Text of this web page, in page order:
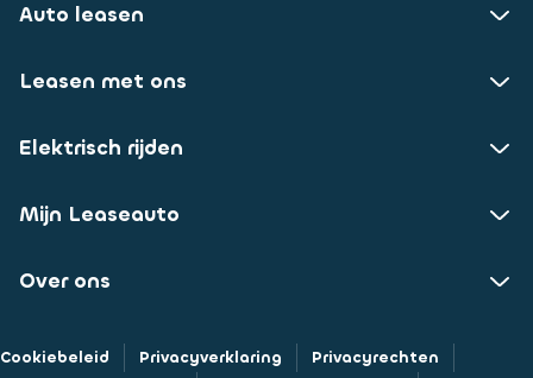
Auto leasen
Leasen met ons
Elektrisch rijden
Mijn Leaseauto
Over ons
Cookiebeleid Privacyverklaring
Privacyrechten